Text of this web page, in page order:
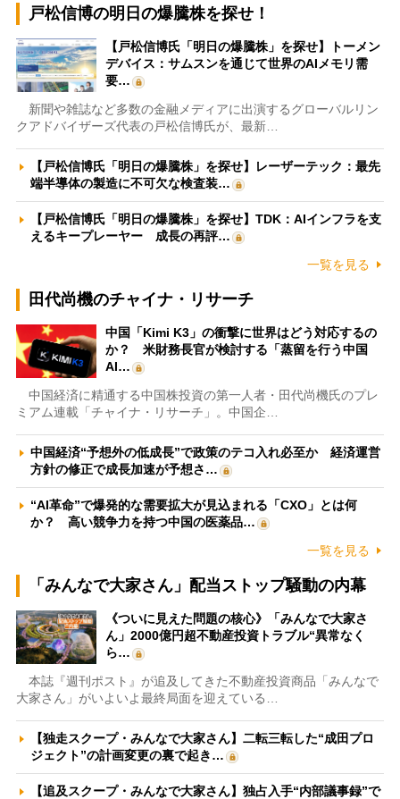
戸松信博の明日の爆騰株を探せ！
【戸松信博氏「明日の爆騰株」を探せ】トーメン
デバイス：サムスンを通じて世界のAIメモリ需
要…
新聞や雑誌など多数の金融メディアに出演するグローバルリン
クアドバイザーズ代表の戸松信博氏が、最新…
【戸松信博氏「明日の爆騰株」を探せ】レーザーテック：最先
端半導体の製造に不可欠な検査装…
【戸松信博氏「明日の爆騰株」を探せ】TDK：AIインフラを支
えるキープレーヤー 成長の再評…
一覧を見る
田代尚機のチャイナ・リサーチ
中国「Kimi K3」の衝撃に世界はどう対応するの
か？ 米財務長官が検討する「蒸留を行う中国
AI…
中国経済に精通する中国株投資の第一人者・田代尚機氏のプレ
ミアム連載「チャイナ・リサーチ」。中国企…
中国経済“予想外の低成長”で政策のテコ入れ必至か 経済運営
方針の修正で成長加速が予想さ…
“AI革命”で爆発的な需要拡大が見込まれる「CXO」とは何
か？ 高い競争力を持つ中国の医薬品…
一覧を見る
「みんなで大家さん」配当ストップ騒動の内幕
《ついに見えた問題の核心》「みんなで大家さ
ん」2000億円超不動産投資トラブル“異常なく
ら…
本誌『週刊ポスト』が追及してきた不動産投資商品「みんなで
大家さん」がいよいよ最終局面を迎えている…
【独走スクープ・みんなで大家さん】二転三転した“成田プロ
ジェクト”の計画変更の裏で起き…
【追及スクープ・みんなで大家さん】独占入手“内部議事録”で